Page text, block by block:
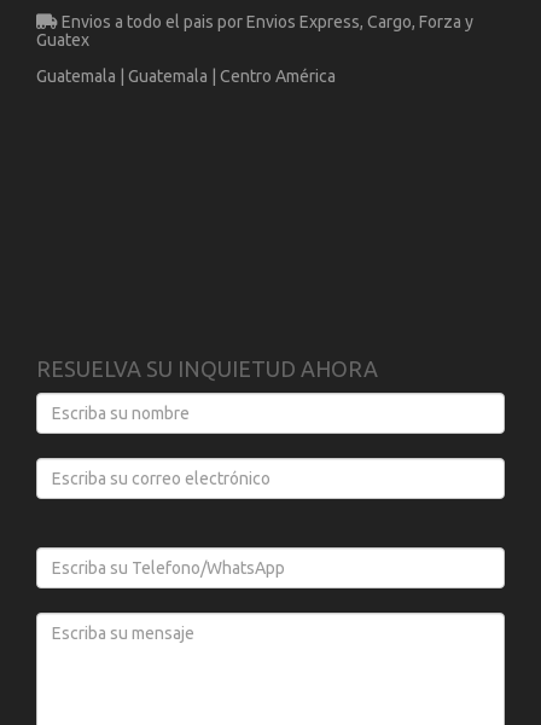
Envios a todo el pais por Envios Express, Cargo, Forza y
Guatex
Guatemala | Guatemala | Centro América
RESUELVA SU INQUIETUD AHORA